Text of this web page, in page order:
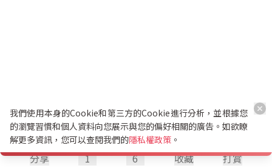
分享 1 6 收藏 打賞
我們使用本身的Cookie和第三方的Cookie進行分析，並根據您
的瀏覽習慣和個人資料向您展示與您的偏好相關的廣告。如欲瞭
解更多資訊，您可以查閱我們的隱私權政策 。